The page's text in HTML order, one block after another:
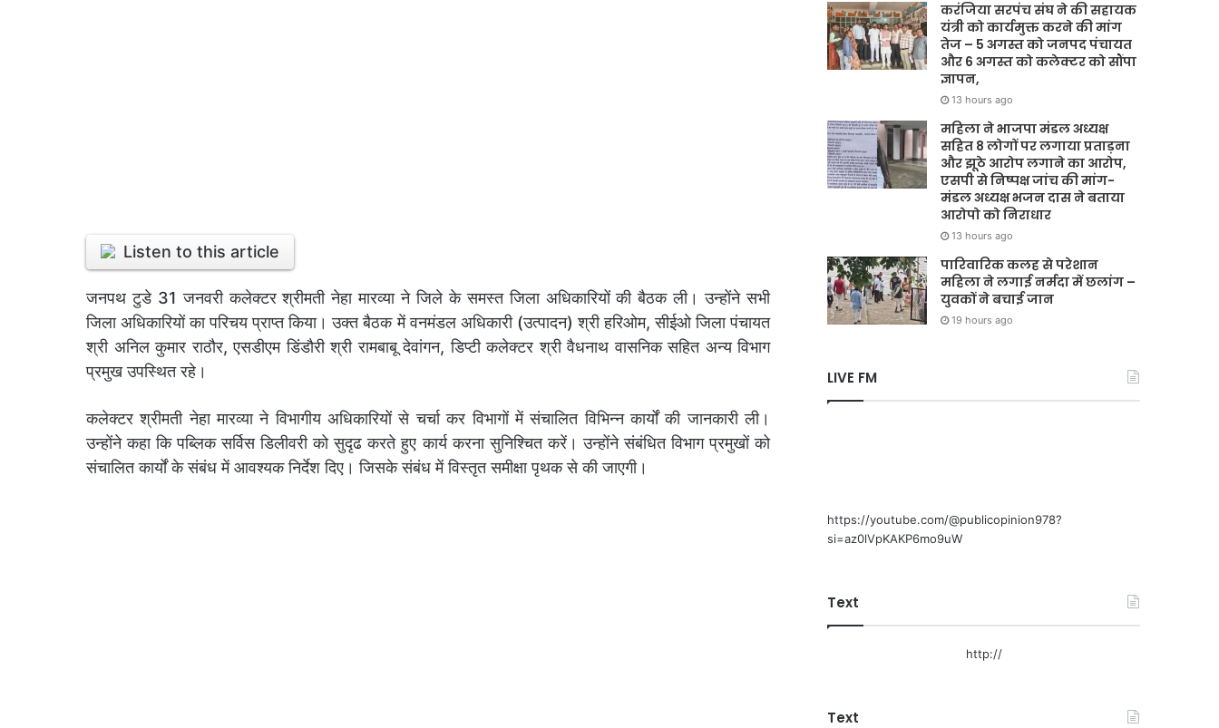
Listen to this article
जनपथ टुडे 31 जनवरी कलेक्टर श्रीमती नेहा मारव्या ने जिले के समस्त जिला अधिकारियों की बैठक ली। उन्होंने सभी
जिला अधिकारियों का परिचय प्राप्त किया। उक्त बैठक में वनमंडल अधिकारी (उत्पादन) श्री हरिओम, सीईओ जिला पंचायत
श्री अनिल कुमार राठौर, एसडीएम डिंडौरी श्री रामबाबू देवांगन, डिप्टी कलेक्टर श्री वैधनाथ वासनिक सहित अन्य विभाग
प्रमुख उपस्थित रहे।
कलेक्टर श्रीमती नेहा मारव्या ने विभागीय अधिकारियों से चर्चा कर विभागों में संचालित विभिन्न कार्यों की जानकारी ली।
उन्होंने कहा कि पब्लिक सर्विस डिलीवरी को सुदृढ करते हुए कार्य करना सुनिश्चित करें। उन्होंने संबंधित विभाग प्रमुखों को
संचालित कार्यों के संबंध में आवश्यक निर्देश दिए। जिसके संबंध में विस्तृत समीक्षा पृथक से की जाएगी।
करंजिया सरपंच संघ ने की सहायक
यंत्री को कार्यमुक्त करने की मांग
तेज – 5 अगस्त को जनपद पंचायत
और 6 अगस्त को कलेक्टर को सौंपा
ज्ञापन,
13 hours ago
महिला ने भाजपा मंडल अध्यक्ष
सहित 8 लोगों पर लगाया प्रताड़ना
और झूठे आरोप लगाने का आरोप,
एसपी से निष्पक्ष जांच की मांग-
मंडल अध्यक्ष भजन दास ने बताया
आरोपो को निराधार
13 hours ago
पारिवारिक कलह से परेशान
महिला ने लगाई नर्मदा में छलांग –
युवकों ने बचाई जान
19 hours ago
LIVE FM
https://youtube.com/@publicopinion978?
si=az0lVpKAKP6mo9uW
Text
http://
Text